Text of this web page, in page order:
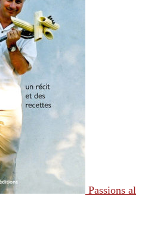
Passions al